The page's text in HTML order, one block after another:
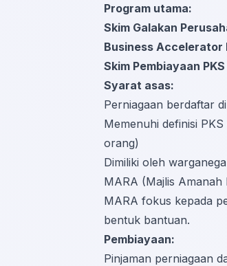
Program utama:
Skim Galakan
Business Accelerator
Skim Pembiayaan PKS
Syarat asas:
Perniagaan berdaftar
Memenuhi definisi
orang)
Dimiliki oleh
MARA (Majlis Amanah
MARA fokus kepada
bentuk bantuan.
Pembiayaan:
Pinjaman perniagaan